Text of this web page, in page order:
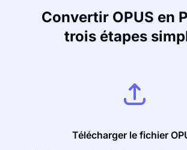
Convertir OPUS en
trois étapes
Télécharger le fichier